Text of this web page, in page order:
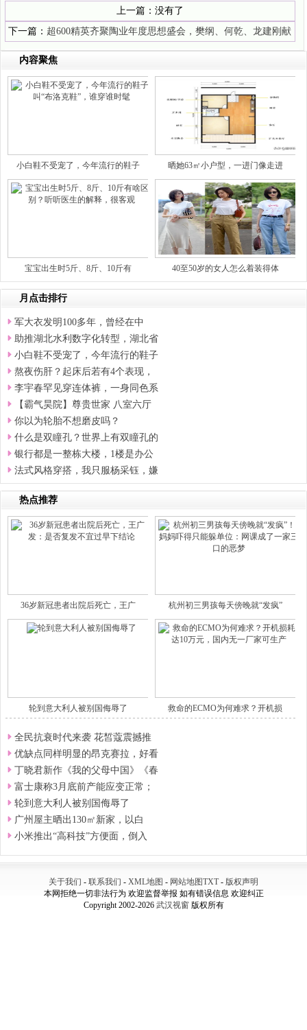
上一篇：没有了
下一篇： 超600精英齐聚陶业年度思想盛会，樊纲、何乾、龙建刚献
智破局
内容聚焦
小白鞋不受宠了，今年流行的鞋子 晒她63㎡小户型，一进门像走进
宝宝出生时5斤、8斤、10斤有 40至50岁的女人怎么着装得体
月点击排行
军大衣发明100多年，曾经在中
助推湖北水利数字化转型，湖北省
小白鞋不受宠了，今年流行的鞋子
熬夜伤肝？起床后若有4个表现，
李宇春罕见穿连体裤，一身同色系
【霸气昊院】尊贵世家 八室六厅
你以为轮胎不想磨皮吗？
什么是双瞳孔？世界上有双瞳孔的
银行都是一整栋大楼，1楼是办公
法式风格穿搭，我只服杨采钰，嫌
热点推荐
36岁新冠患者出院后死亡，王广 杭州初三男孩每天傍晚就“发疯”
轮到意大利人被别国侮辱了 救命的ECMO为何难求？开机损
全民抗衰时代来袭 花皙蔻震撼推
优缺点同样明显的昂克赛拉，好看
丁晓君新作《我的父母中国》《春
富士康称3月底前产能应变正常；
轮到意大利人被别国侮辱了
广州屋主晒出130㎡新家，以白
小米推出“高科技”方便面，倒入
关于我们 - 联系我们 - XML地图 - 网站地图TXT- 版权声明
本网拒绝一切非法行为 欢迎监督举报 如有错误信息 欢迎纠正
Copyright 2002-2026 武汉视窗版权所有